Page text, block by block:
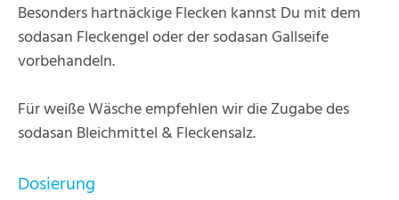
Besonders hartnäckige Flecken kannst Du mit dem
sodasan Fleckengel oder der sodasan Gallseife
vorbehandeln.
Für weiße Wäsche empfehlen wir die Zugabe des
sodasan Bleichmittel & Fleckensalz.
Dosierung